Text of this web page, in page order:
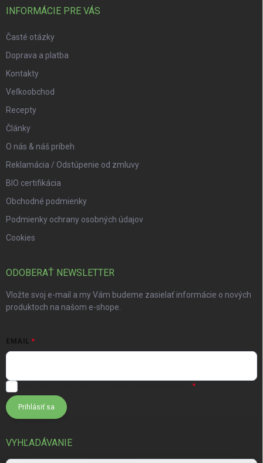
INFORMÁCIE PRE VÁS
Časté otázky
Doprava a platba
Kontakty
Veľkoobchod
Recepty
Články
O nás & náš príbeh
Reklamácia / Odstúpenie od zmluvy
BIO certifikácia
Obchodné podmienky
Podmienky ochrany osobných údajov
Cookies
ODOBERAŤ NEWSLETTER
Vložte svoj e-mail a my Vám budeme zasielať informácie o nových
produktoch na našom e-shope.
EMAIL
Prihlásiť sa
VYHĽADÁVANIE